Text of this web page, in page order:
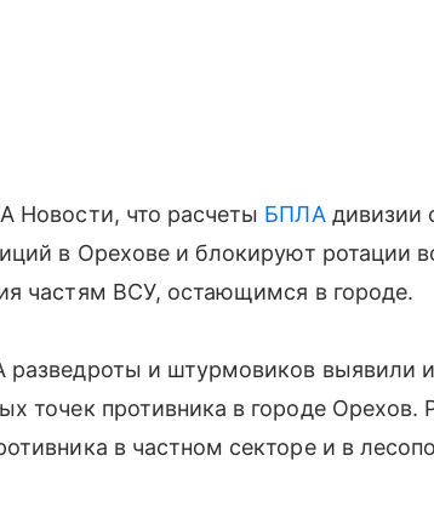
Новости, что расчеты БПЛАдивизии
в Орехове и блокируют ротации
частям ВСУ, остающимся в городе.
и штурмовиков выявили
точек противника в городе Орехов.
в частном секторе и в